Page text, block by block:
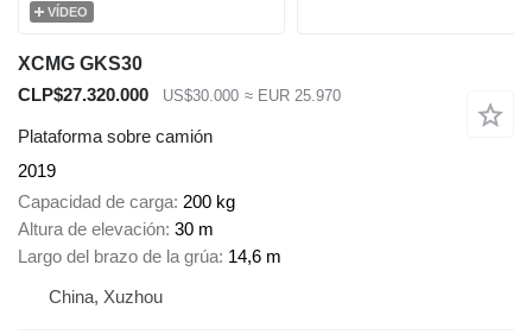
VÍDEO
XCMG GKS30
CLP$27.320.000
US$30.000 ≈ EUR 25.970
Plataforma sobre camión
2019
Capacidad de carga 200 kg
Altura de elevación 30 m
Largo del brazo de la grúa 14,6 m
China, Xuzhou